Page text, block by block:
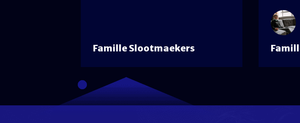
Famille Slootmaekers